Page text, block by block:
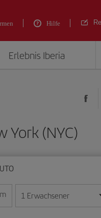
Hilfe
Erlebnis Iberia
York (NYC)
Jahr ein
im Format Tag/Monat/Jahr
1 Erwachsener